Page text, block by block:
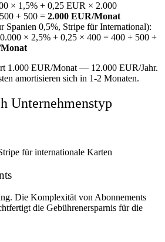
× 1,5% + 0,25 EUR × 2.000
+ 500 = 2.000 EUR/Monat
Spanien 0,5%, Stripe für International):
× 2,5% + 0,25 × 400 = 400 + 500 +
1.000 EUR/Monat — 12.000 EUR/Jahr.
amortisieren sich in 1-2 Monaten.
Unternehmenstyp
für internationale Karten
Die Komplexität von Abonnements
die Gebührenersparnis für die